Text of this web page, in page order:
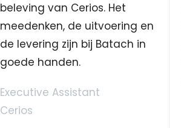
beleving van Cerios. Het
meedenken, de uitvoering en
de levering zijn bij Batach in
goede handen.
Executive Assistant
Cerios